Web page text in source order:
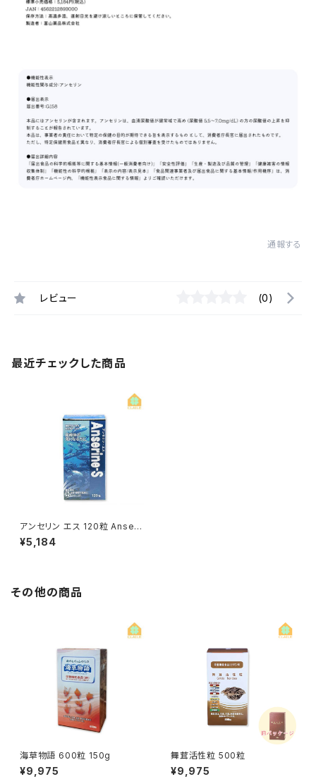
通報する
レビュー (0)
最近チェックした商品
アンセリン エス 120粒 Anseri
n-S 機能性表示食品
¥5,184
その他の商品
海草物語 600粒 150g
¥9,975
舞茸活性粒 500粒
¥9,975